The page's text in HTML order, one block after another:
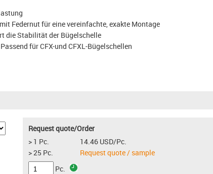
Federnut für eine vereinfachte, exakte Montage
die Stabilität der Bügelschelle
für CFX-und CFXL-Bügelschellen
Request quote/Order
> 1 Pc.
14.46 USD/Pc.
> 25 Pc.
Request quote / sample
Pc.